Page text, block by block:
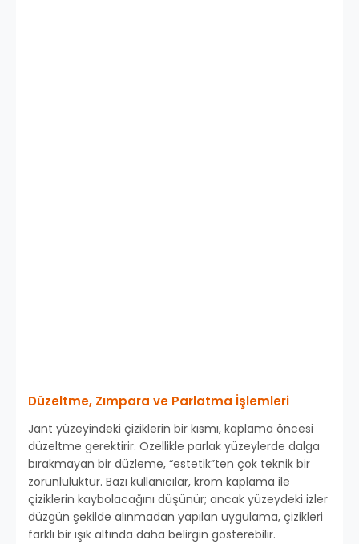
Düzeltme, Zımpara ve Parlatma İşlemleri
Jant yüzeyindeki çiziklerin bir kısmı, kaplama öncesi
düzeltme gerektirir. Özellikle parlak yüzeylerde dalga
bırakmayan bir düzleme, “estetik”ten çok teknik bir
zorunluluktur. Bazı kullanıcılar, krom kaplama ile
çiziklerin kaybolacağını düşünür; ancak yüzeydeki izler
düzgün şekilde alınmadan yapılan uygulama, çizikleri
farklı bir ışık altında daha belirgin gösterebilir.